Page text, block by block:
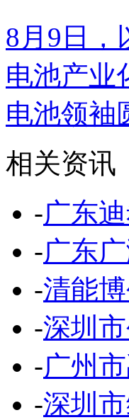
8月9日，
电池产业
电池领袖
相关资讯
-广东
-广东
-清能
-深圳
-广州
-深圳